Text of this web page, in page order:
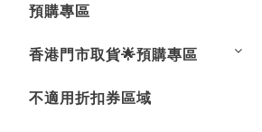
預購專區
香港門市取貨🌟預購專區
不適用折扣券區域